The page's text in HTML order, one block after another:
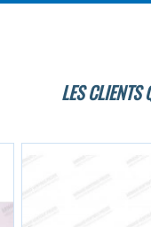
LES CLIENTS